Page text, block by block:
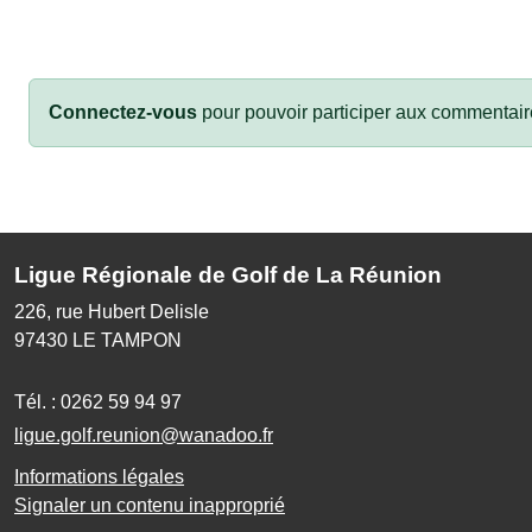
Connectez-vous pour pouvoir participer aux
Ligue Régionale de Golf de La Réunion
226, rue Hubert Delisle
97430 LE TAMPON
Tél. : 0262 59 94 97
ligue.golf.reunion@wanadoo.fr
Informations légales
Signaler un contenu inapproprié